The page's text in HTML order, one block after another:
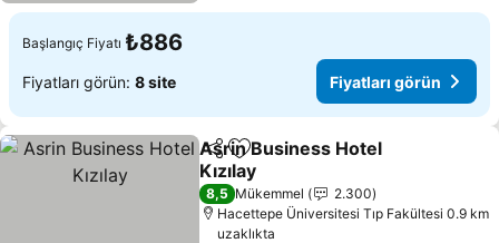
Başlangıç Fiyatı ₺886
Fiyatları görün: 8 site Fiyatları görün
PaylaşFavorilerime ekle
Asrin Business Hotel
Kızılay
8,5 Mükemmel
2.300
Hacettepe Üniversitesi Tıp Fakültesi 0.9 km
uzaklıkta